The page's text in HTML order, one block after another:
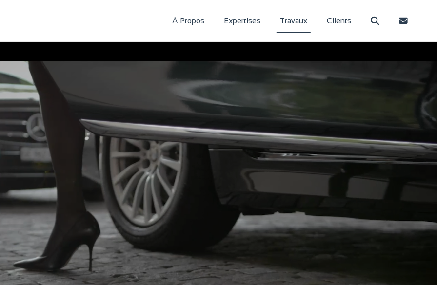
À Propos Expertises Travaux Clients